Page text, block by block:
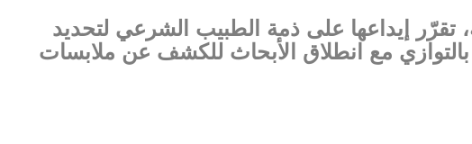
تقرّر إيداعها على ذمة الطبيب الشرعي لتحديد
بالتوازي مع انطلاق الأبحاث للكشف عن ملابسات